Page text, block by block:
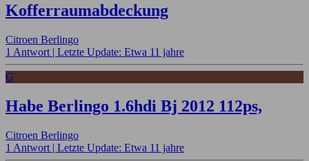
Kofferraumabdeckung
Citroen Berlingo
1 Antwort | Letzte Update: Etwa 11 jahre
G
Habe Berlingo 1.6hdi Bj 2012 112ps,
Citroen Berlingo
1 Antwort | Letzte Update: Etwa 11 jahre